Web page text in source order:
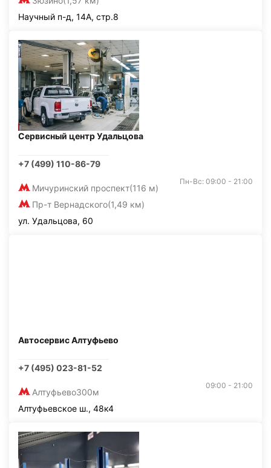
Научный п-д, 14А, стр.8
Сервисный центр Удальцова
+7 (499) 110-86-79
Мичуринский проспект(116 м)
Пр-т Вернадского(1,49 км)
Пн-Вс: 09:00 - 21:00
ул. Удальцова, 60
Автосервис Алтуфьево
+7 (495) 023-81-52
Алтуфьево300м
09:00 - 21:00
Алтуфьевское ш., 48к4